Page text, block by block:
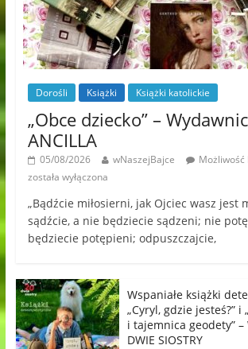
Dorośli Książki Książki katolickie
„Obce dziecko” –
ANCILLA
05/08/2026 wNaszejBajce
została wyłączona
„Bądźcie miłosierni, jak Ojciec wasz jest
sądźcie, a nie będziecie sądzeni; nie
będziecie potępieni; odpuszczajcie,
Wspaniałe książki
„Cyryl, gdzie jesteś?” i
i tajemnica geodety”
DWIE SIOSTRY